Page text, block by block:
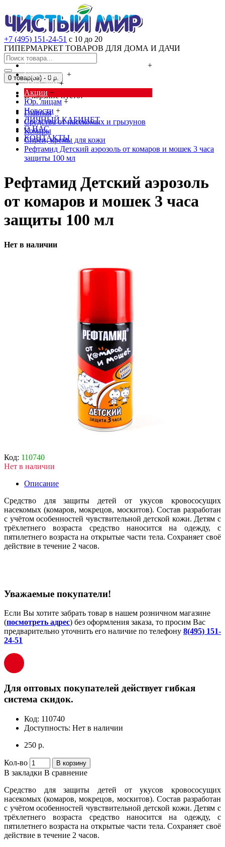
+7 (495) 151-24-51 с 10 до 20
ГИПЕРМАРКЕТ ТОВАРОВ ДЛЯ ДОМА И ДАЧИ
Cредства от насекомых и грызунов
+
Сад, огород +
Дача, дом +
Акции +
Юр. лицам +
Новости +
ЛИЧНЫЙ КАБИНЕТ
О НАС
КОНТАКТЫ
0 товар(ов) - 0 р.
В корзине пусто!
Главная
Cредства от насекомых и грызунов
Комары
Спреи, кремы для кожи
Рефтамид Детский аэрозоль от комаров и мошек 3 часа
защиты 100 мл
Рефтамид Детский аэрозоль
от комаров и мошек 3 часа
защиты 100 мл
Нет в наличии
Код: 110740
Нет в наличии
Описание
Средство для защиты детей от укусов кровососущих
насекомых (комаров, мокрецов, москитов). Состав разработан
с учётом особенностей чувствительной детской кожи. Детям с
трёхлетнего возраста средство наносится на одежду, с
пятилетнего возраста на открытые части тела. Сохраняет своё
действие в течение 2 часов.
Уважаемые покупатели!
Если Вы хотите забрать товар в нашем розничном магазине
(посмотреть адрес) без оформления заказа, то просим Вас
предварительно уточнить его наличие по телефону 8(495) 151-
24-51
Для оптовых покупателей действует гибкая
система скидок.
Код: 110740
Доступность: Нет в наличии
250 р.
Кол-во В корзину
В закладки В сравнение
Средство для защиты детей от укусов кровососущих
насекомых (комаров, мокрецов, москитов). Состав разработан
с учётом особенностей чувствительной детской кожи. Детям с
трёхлетнего возраста средство наносится на одежду, с
пятилетнего возраста на открытые части тела. Сохраняет своё
действие в течение 2 часов.